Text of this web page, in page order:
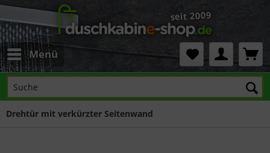
Menü
Drehtür mit verkürzter Seitenwand